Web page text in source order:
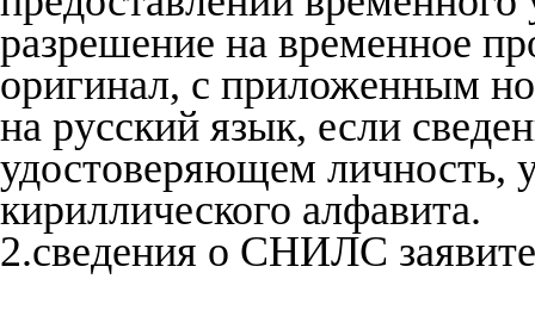
разрешение на временное
оригинал, с приложенным
на русский язык, если
удостоверяющем личность,
кириллического алфавита.
2.сведения о СНИЛС